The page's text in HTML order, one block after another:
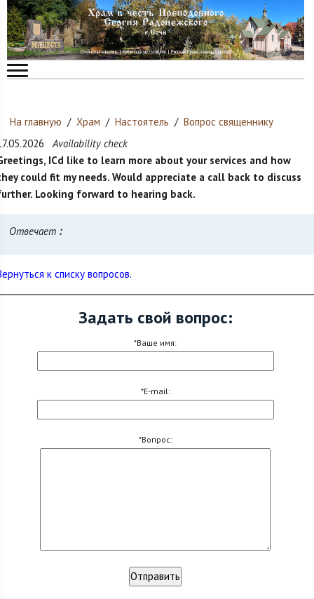
На главную / Храм / Настоятель / Вопрос священнику
Availability check
IСd like to learn more about your services and how
could fit my needs. Would appreciate a call back to discuss
Looking forward to hearing back.
Отвечает :
к списку вопросов.
Задать свой вопрос:
*Ваше имя:
*E-mail:
*Вопрос: